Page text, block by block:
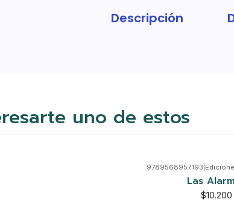
Descripción
uno de estos
9789568957193
Las
$10.200